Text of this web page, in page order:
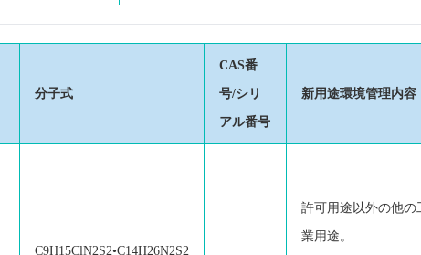
分子式
CAS番
号/シリ
アル番号
新用途環境管理内容
C9H15ClN2S2•C14H26N2S2
許可用途以外の他の
業用途。